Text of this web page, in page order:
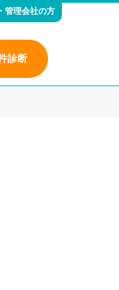
管理会社の方
診断